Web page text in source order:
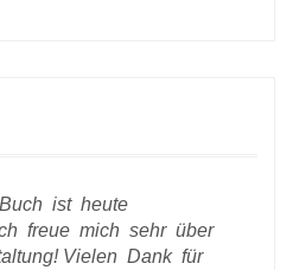
ist heute
freue mich sehr über
Vielen Dank für